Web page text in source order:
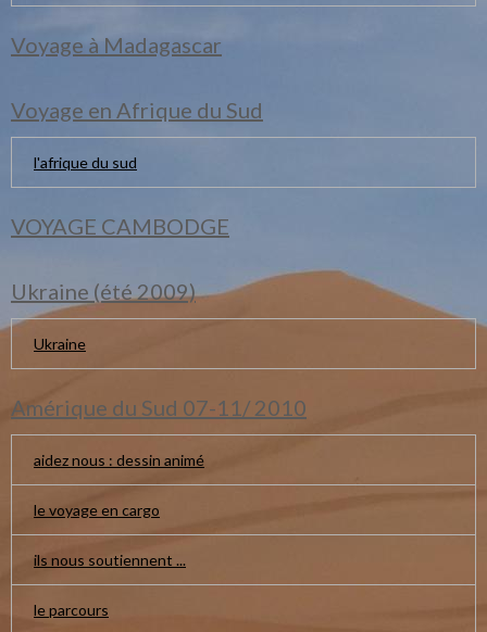
Voyage à Madagascar
Voyage en Afrique du Sud
l'afrique du sud
VOYAGE CAMBODGE
Ukraine (été 2009)
Ukraine
Amérique du Sud 07-11/ 2010
aidez nous : dessin animé
le voyage en cargo
ils nous soutiennent ...
le parcours